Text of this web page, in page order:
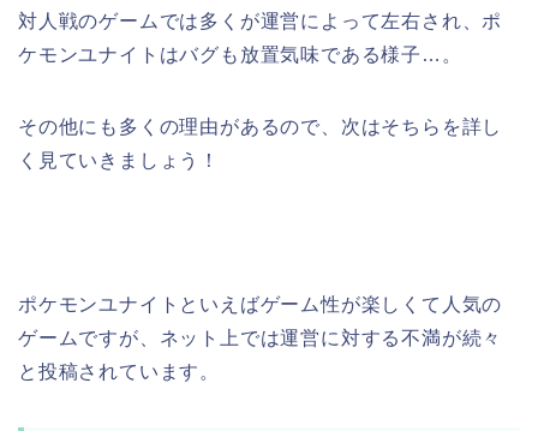
対人戦のゲームでは多くが運営によって左右され、ポ
ケモンユナイトはバグも放置気味である様子…。
その他にも多くの理由があるので、次はそちらを詳し
く見ていきましょう！
ポケモンユナイトといえばゲーム性が楽しくて人気の
ゲームですが、ネット上では運営に対する不満が続々
と投稿されています。